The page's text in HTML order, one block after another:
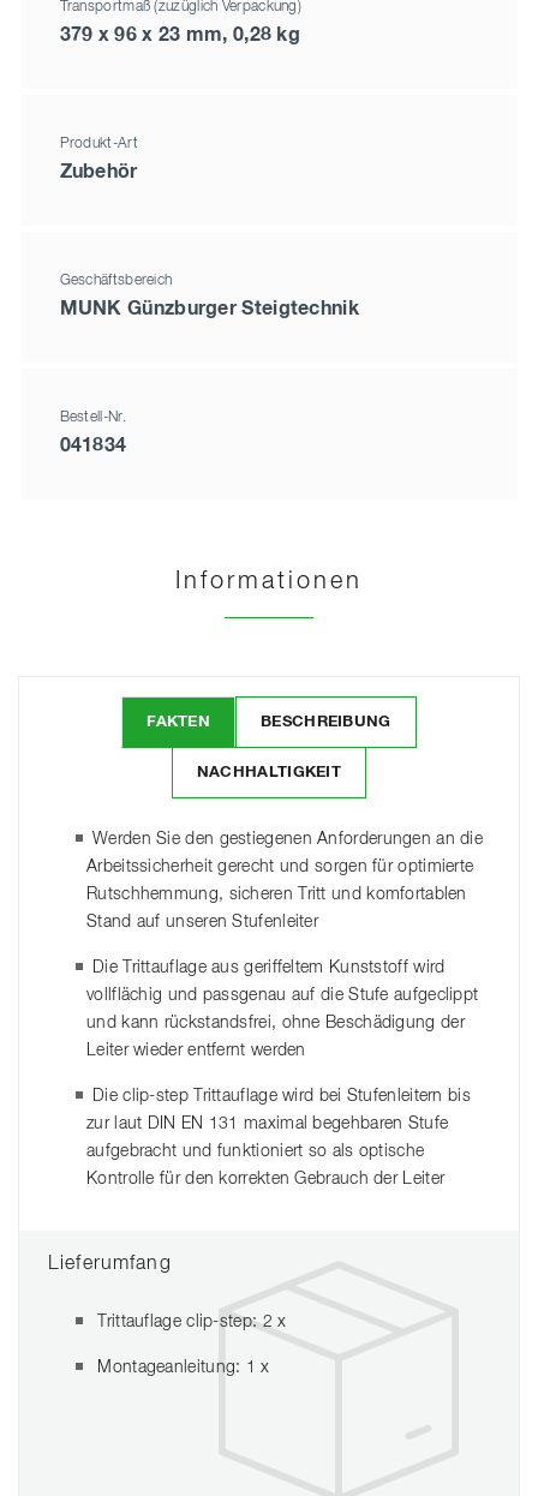
Transportmaß (zuzüglich Verpackung)
379 x 96 x 23 mm, 0,28 kg
Produkt-Art
Zubehör
Geschäftsbereich
MUNK Günzburger Steigtechnik
Bestell-Nr.
041834
Informationen
FAKTEN BESCHREIBUNG
NACHHALTIGKEIT
Werden Sie den gestiegenen Anforderungen an die
Arbeitssicherheit gerecht und sorgen für optimierte
Rutschhemmung, sicheren Tritt und komfortablen
Stand auf unseren Stufenleiter
Die Trittauflage aus geriffeltem Kunststoff wird
vollflächig und passgenau auf die Stufe aufgeclippt
und kann rückstandsfrei, ohne Beschädigung der
Leiter wieder entfernt werden
Die clip-step Trittauflage wird bei Stufenleitern bis
zur laut DIN EN 131 maximal begehbaren Stufe
aufgebracht und funktioniert so als optische
Kontrolle für den korrekten Gebrauch der Leiter
Lieferumfang
Trittauflage clip-step: 2 x
Montageanleitung: 1 x